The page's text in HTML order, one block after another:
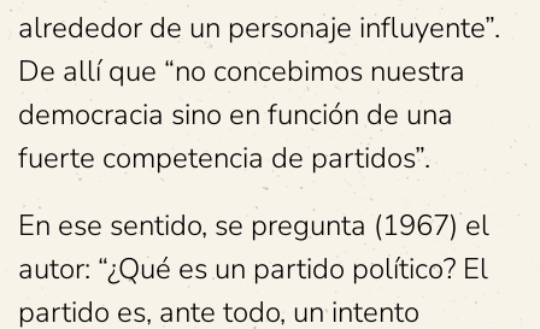
alrededor de un personaje influyente”.
De allí que “no concebimos nuestra
democracia sino en función de una
fuerte competencia de partidos”.
En ese sentido, se pregunta (1967) el
autor: “¿Qué es un partido político? El
partido es, ante todo, un intento